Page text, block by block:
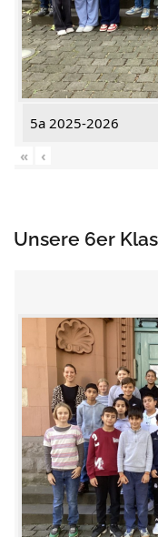
5a 2025-2026
«
‹
Unsere 6er